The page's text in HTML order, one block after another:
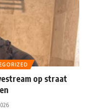
op straat